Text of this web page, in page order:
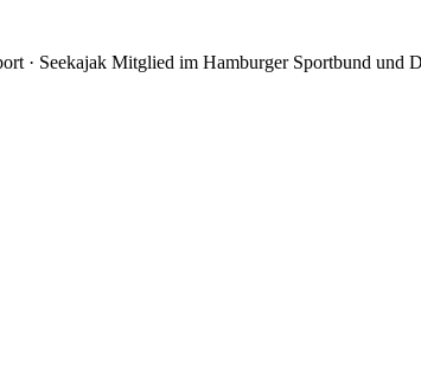
· Seekajak Mitglied im Hamburger Sportbund und